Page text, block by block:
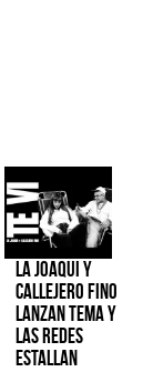
La Joaqui y
Callejero Fino
lanzan tema y
las redes
estallan